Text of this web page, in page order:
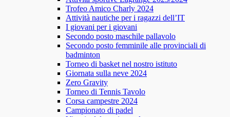
Trofeo Amico Charly 2024
Attività nautiche per i ragazzi dell’IT
I giovani per i giovani
Secondo posto maschile pallavolo
Secondo posto femminile alle provinciali di
badminton
Torneo di basket nel nostro istituto
Giornata sulla neve 2024
Zero Gravity
Torneo di Tennis Tavolo
Corsa campestre 2024
Campionato di padel